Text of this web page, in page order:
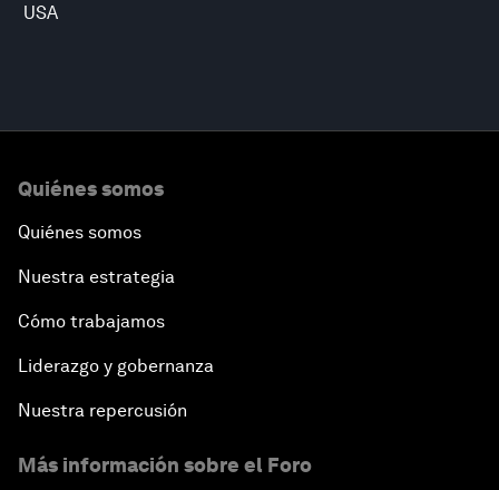
USA
Quiénes somos
Quiénes somos
Nuestra estrategia
Cómo trabajamos
Liderazgo y gobernanza
Nuestra repercusión
Más información sobre el Foro